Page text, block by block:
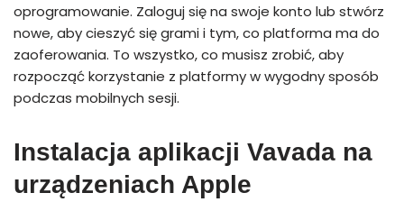
oprogramowanie. Zaloguj się na swoje konto lub stwórz
nowe, aby cieszyć się grami i tym, co platforma ma do
zaoferowania. To wszystko, co musisz zrobić, aby
rozpocząć korzystanie z platformy w wygodny sposób
podczas mobilnych sesji.
Instalacja aplikacji Vavada na
urządzeniach Apple